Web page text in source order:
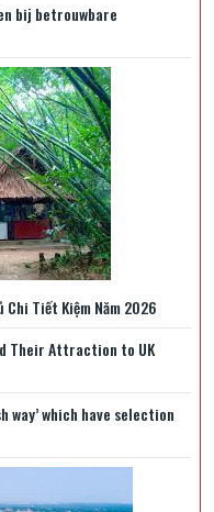
bij betrouwbare
Chi Tiết Kiệm Năm 2026
Their Attraction to UK
way’ which have selection